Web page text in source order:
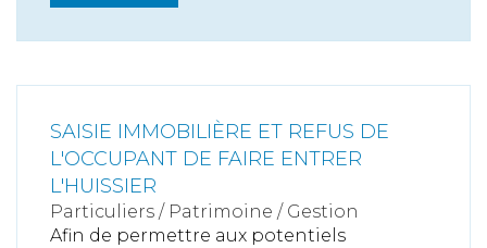
SAISIE IMMOBILIÈRE ET REFUS DE
L'OCCUPANT DE FAIRE ENTRER
L'HUISSIER
Particuliers / Patrimoine / Gestion
Afin de permettre aux potentiels